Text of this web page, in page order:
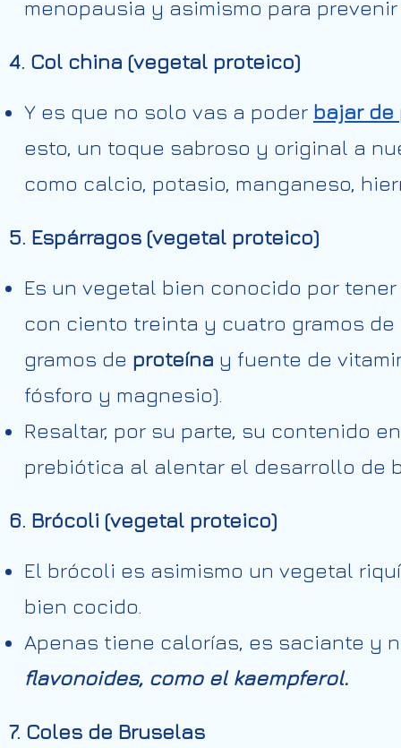
menopausia y asimismo para
4. Col china (vegetal proteico)
Y es que no solo vas a poder bajar de
esto, un toque sabroso y original a
como calcio, potasio, manganeso,
5. Espárragos (vegetal proteico)
Es un vegetal bien conocido por
con ciento treinta y cuatro gramos
gramos de proteína y fuente de
fósforo y magnesio).
Resaltar, por su parte, su contenido
prebiótica al alentar el desarrollo de
6. Brócoli (vegetal proteico)
El brócoli es asimismo un vegetal
bien cocido.
Apenas tiene calorías, es saciante y
flavonoides, como el kaempferol.
7. Coles de Bruselas